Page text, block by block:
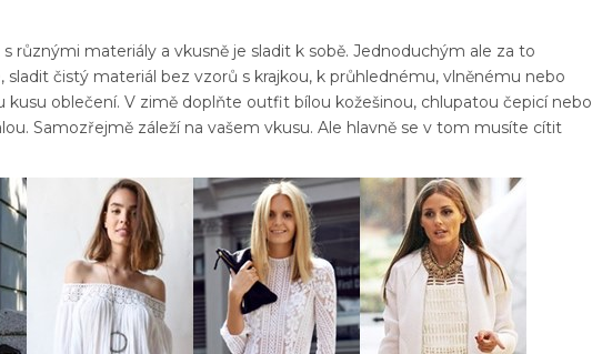
různými materiály a vkusně je sladit k sobě. Jednoduchým ale za to
sladit čistý materiál bez vzorů s krajkou, k průhlednému, vlněnému nebo
kusu oblečení. V zimě doplňte outfit bílou kožešinou, chlupatou čepicí nebo
Samozřejmě záleží na vašem vkusu. Ale hlavně se v tom musíte cítit